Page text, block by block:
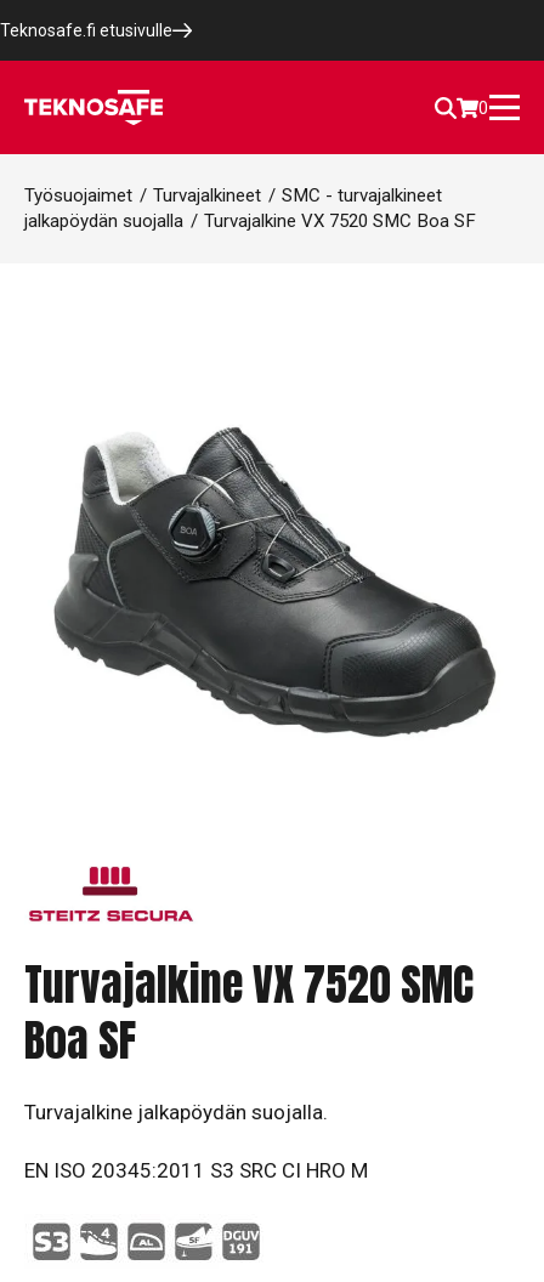
Teknosafe.fi etusivulle
0
Työsuojaimet / Turvajalkineet / SMC - turvajalkineet
jalkapöydän suojalla / Turvajalkine VX 7520 SMC Boa SF
Turvajalkine VX 7520 SMC
Boa SF
Turvajalkine jalkapöydän suojalla.
EN ISO 20345:2011 S3 SRC CI HRO M